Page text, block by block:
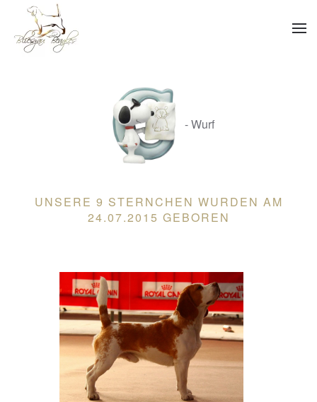
Skip to main content
- Wurf
UNSERE 9 STERNCHEN WURDEN AM
24.07.2015 GEBOREN